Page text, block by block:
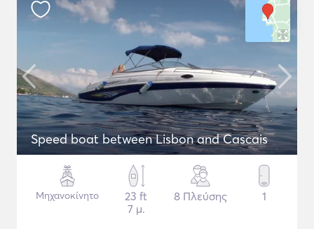
Speed boat between Lisbon and Cascais
Μηχανοκίνητο
23 ft
7 μ.
8 Πλεύσης 1